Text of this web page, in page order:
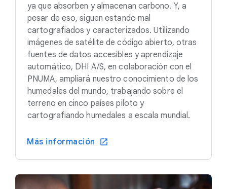
ya que absorben y almacenan carbono. Y, a
pesar de eso, siguen estando mal
cartografiados y caracterizados. Utilizando
imágenes de satélite de código abierto, otras
fuentes de datos accesibles y aprendizaje
automático, DHI A/S, en colaboración con el
PNUMA, ampliará nuestro conocimiento de los
humedales del mundo, trabajando sobre el
terreno en cinco países piloto y
cartografiando humedales a escala mundial.
Más información